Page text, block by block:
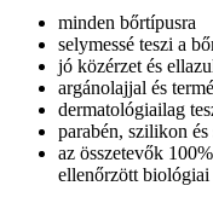
minden bőrtípusra
selymessé teszi a
jó közérzet és
argánolajjal és
dermatológiailag
parabén, szilikon
az összetevők
ellenőrzött biológiai